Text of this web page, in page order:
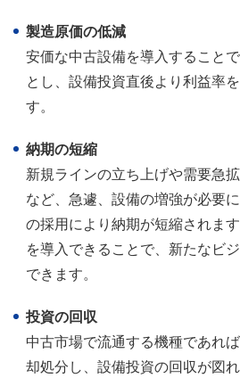
製造原価の低減
安価な中古設備を導入すること
とし、設備投資直後より利益率
す。
納期の短縮
新規ラインの立ち上げや需要急
など、急遽、設備の増強が必要
の採用により納期が短縮されま
を導入できることで、新たなビ
できます。
投資の回収
中古市場で流通する機種であれ
却処分し、設備投資の回収が図れ